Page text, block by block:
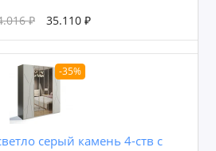
₽ 35.110 ₽
-35%
серый камень 4-ств с